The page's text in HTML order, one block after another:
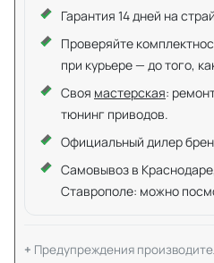
Гарантия 14 дней на
Проверяйте
при курьере — до того,
Своя мастерская:
тюнинг приводов.
Официальный дилер
Самовывоз в
Ставрополе: можно
Предупреждения